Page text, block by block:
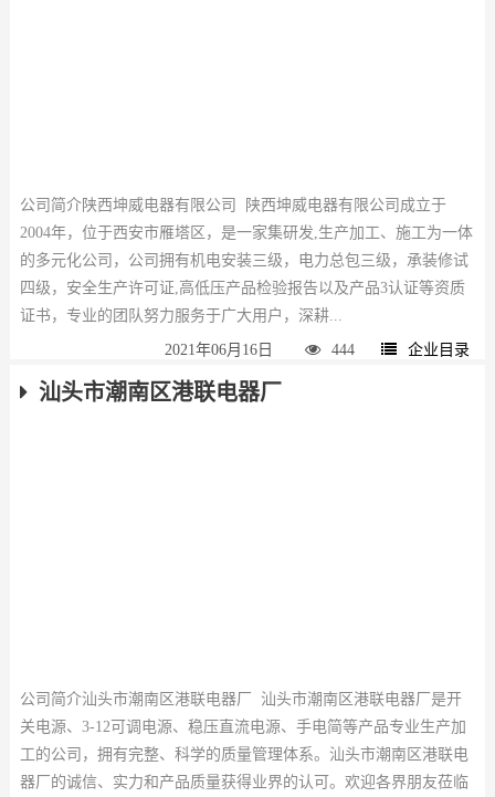
公司简介陕西坤威电器有限公司 陕西坤威电器有限公司成立于
2004年，位于西安市雁塔区，是一家集研发,生产加工、施工为一体
的多元化公司，公司拥有机电安装三级，电力总包三级，承装修试
四级，安全生产许可证,高低压产品检验报告以及产品3认证等资质
证书，专业的团队努力服务于广大用户，深耕...
2021年06月16日 444 企业目录
汕头市潮南区港联电器厂
公司简介汕头市潮南区港联电器厂 汕头市潮南区港联电器厂是开
关电源、3-12可调电源、稳压直流电源、手电简等产品专业生产加
工的公司，拥有完整、科学的质量管理体系。汕头市潮南区港联电
器厂的诚信、实力和产品质量获得业界的认可。欢迎各界朋友莅临